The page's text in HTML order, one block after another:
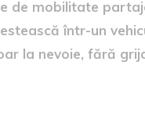
de mobilitate
într-un
la nevoie, fără